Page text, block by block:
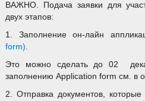
ВАЖНО. Подача заявки для
двух этапов:
1. Заполнение он-лайн
form).
Это можно сделать до 02
заполнению Application form см. в
2. Отправка документов,